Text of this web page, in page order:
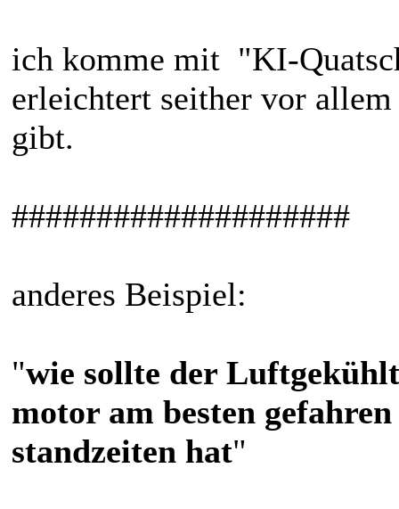
ich komme mit "KI-
erleichtert seither vor
gibt.
####################
anderes Beispiel:
"wie sollte der
motor am besten
standzeiten hat"